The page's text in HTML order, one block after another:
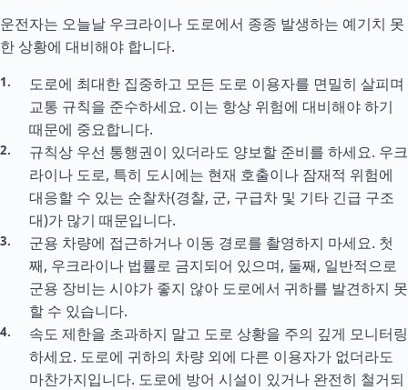
운전자는 오늘날 우크라이나 도로에서 종종 발생하는 예기치 못
한 상황에 대비해야 합니다.
도로에 최대한 집중하고 모든 도로 이용자를 면밀히 살피며
교통 규칙을 준수하세요. 이는 항상 위험에 대비해야 하기
때문에 중요합니다.
규칙상 우선 통행권이 있더라도 양보할 준비를 하세요. 우크
라이나 도로, 특히 도시에는 현재 호출이나 잠재적 위험에
대응할 수 있는 순찰차(경찰, 군, 구급차 및 기타 긴급 구조
대)가 많기 때문입니다.
군용 차량에 접근하거나 이동 경로를 촬영하지 마세요. 첫
째, 우크라이나 법률로 금지되어 있으며, 둘째, 일반적으로
군용 장비는 시야가 좋지 않아 도로에서 귀하를 발견하지 못
할 수 있습니다.
속도 제한을 초과하지 말고 도로 상황을 주의 깊게 모니터링
하세요. 도로에 귀하의 차량 외에 다른 이용자가 없더라도
마찬가지입니다. 도로에 방어 시설이 있거나 완전히 철거되